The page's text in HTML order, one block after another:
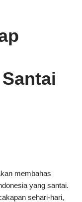
membahas
yang santai.
sehari-hari,